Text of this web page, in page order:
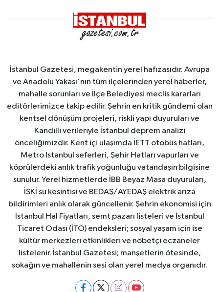
İstanbul Gazetesi, megakentin yerel hafızasıdır. Avrupa
ve Anadolu Yakası'nın tüm ilçelerinden yerel haberler,
mahalle sorunları ve İlçe Belediyesi meclis kararları
editörlerimizce takip edilir. Şehrin en kritik gündemi olan
kentsel dönüşüm projeleri, riskli yapı duyuruları ve
Kandilli verileriyle İstanbul deprem analizi
önceliğimizdir. Kent içi ulaşımda İETT otobüs hatları,
Metro İstanbul seferleri, Şehir Hatları vapurları ve
köprülerdeki anlık trafik yoğunluğu vatandaşın bilgisine
sunulur. Yerel hizmetlerde İBB Beyaz Masa duyuruları,
İSKİ su kesintisi ve BEDAŞ/AYEDAŞ elektrik arıza
bildirimleri anlık olarak güncellenir. Şehrin ekonomisi için
İstanbul Hal Fiyatları, semt pazarı listeleri ve İstanbul
Ticaret Odası (İTO) endeksleri; sosyal yaşam için ise
kültür merkezleri etkinlikleri ve nöbetçi eczaneler
listelenir. İstanbul Gazetesi; manşetlerin ötesinde,
sokağın ve mahallenin sesi olan yerel medya organıdır.